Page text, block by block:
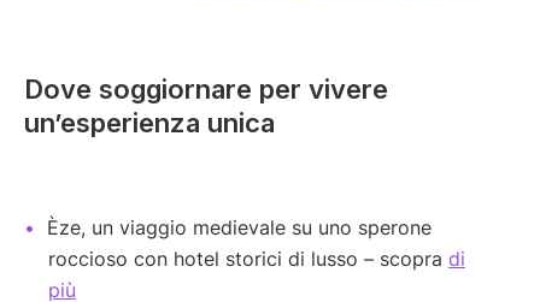
Dove soggiornare per vivere
un’esperienza unica
Èze, un viaggio medievale su uno sperone
roccioso con hotel storici di lusso – scopra di
più